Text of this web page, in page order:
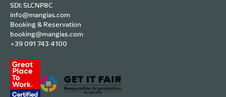
SDI: 5LCNP8C
info@mangias.com
Booking & Reservation
booking@mangias.com
+39 091 743 4100